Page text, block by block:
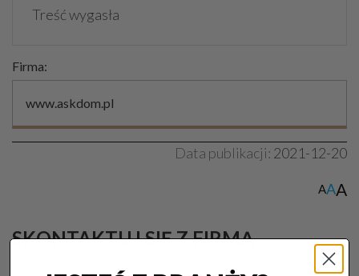
Treść wygasła
Firma:
www.askdom.pl
Data publikacji: 2021-12-20
AAA
SKONTAKTUJ SIĘ Z FIRMĄ